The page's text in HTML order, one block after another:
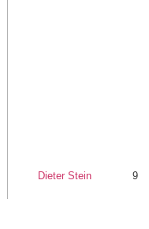
Dieter Stein 9